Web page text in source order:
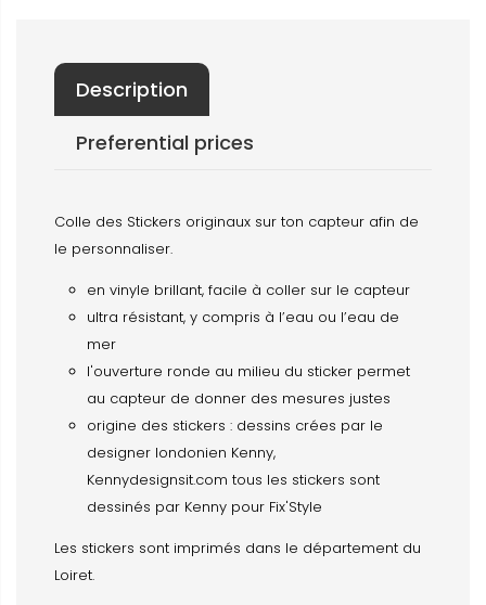
Description
Preferential prices
Colle des Stickers originaux sur ton capteur afin de
le personnaliser.
en vinyle brillant, facile à coller sur le capteur
ultra résistant, y compris à l’eau ou l’eau de
mer
l'ouverture ronde au milieu du sticker permet
au capteur de donner des mesures justes
origine des stickers : dessins crées par le
designer londonien Kenny,
Kennydesignsit.com tous les stickers sont
dessinés par Kenny pour Fix'Style
Les stickers sont imprimés dans le département du
Loiret.